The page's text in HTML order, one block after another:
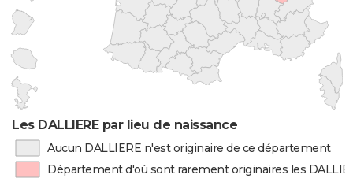
Les DALLIERE par lieu de naissance
Aucun DALLIERE n'est originaire de ce département
Département d'où sont rarement originaires les